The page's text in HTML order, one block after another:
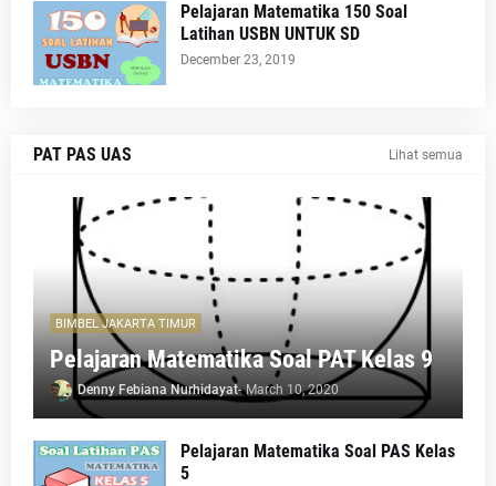
Pelajaran Matematika 150 Soal
Latihan USBN UNTUK SD
December 23, 2019
PAT PAS UAS Lihat semua
BIMBEL JAKARTA TIMUR
Pelajaran Matematika Soal PAT Kelas 9
Denny Febiana Nurhidayat- March 10, 2020
Pelajaran Matematika Soal PAS Kelas
5